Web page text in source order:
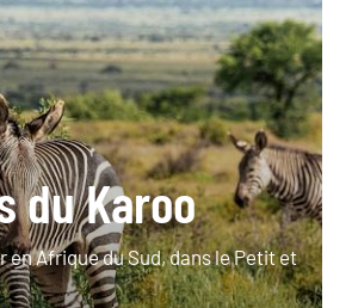
du Karoo
Afrique du Sud, dans le Petit et